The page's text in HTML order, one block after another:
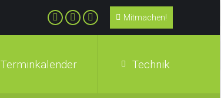
Mitmachen!
Terminkalender Technik